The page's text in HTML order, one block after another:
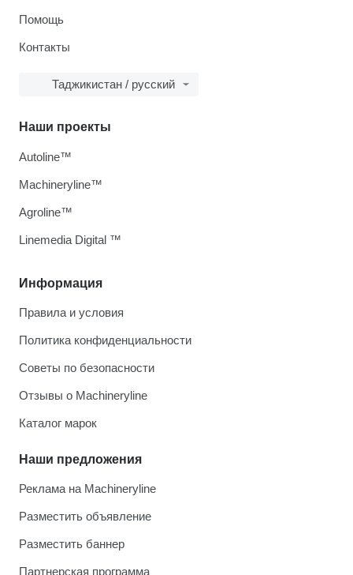
Помощь
Контакты
Таджикистан / русский
Информация
Правила и условия
Политика конфиденциальности
Советы по безопасности
Отзывы о Machineryline
Каталог марок
Наши предложения
Реклама на Machineryline
Разместить объявление
Разместить баннер
Партнерская программа
Наши проекты
Autoline™
Machineryline™
Agroline™
Linemedia Digital ™